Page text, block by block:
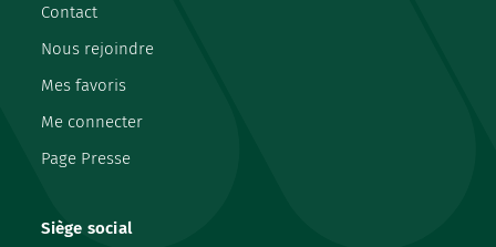
Siège social
Contact
Nous rejoindre
Mes favoris
Me connecter
Page Presse